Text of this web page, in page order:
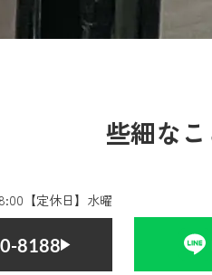
些細な
【定休日】水曜
8188